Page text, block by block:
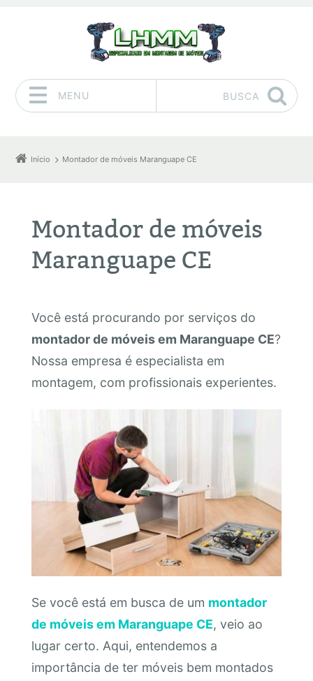
MENU BUSCA
Início Montador de móveis Maranguape CE
Montador de móveis
Maranguape CE
Você está procurando por serviços do
montador de móveis em Maranguape CE?
Nossa empresa é especialista em
montagem, com profissionais experientes.
Se você está em busca de um montador
de móveis em Maranguape CE, veio ao
lugar certo. Aqui, entendemos a
importância de ter móveis bem montados